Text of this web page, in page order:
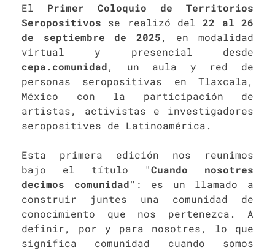
El Primer Coloquio de Territorios
Seropositivos se realizó del22 al 26
de septiembre de 2025, en modalidad
virtual y presencial desde
cepa.comunidad, un aula y red de
personas seropositivas en Tlaxcala,
México con la participación de
artistas, activistas e investigadores
seropositives de Latinoamérica.
Esta primera edición nos reunimos
bajo el título "Cuando nosotres
decimos comunidad" : es un llamado a
construir juntes una comunidad de
conocimiento que nos pertenezca. A
definir, por y para nosotres, lo que
significa comunidad cuando somos